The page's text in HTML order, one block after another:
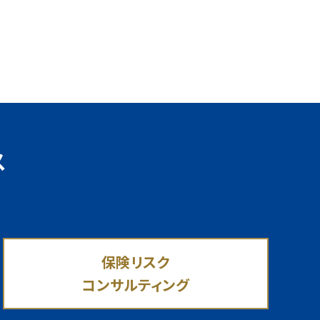
保険リスク
コンサルティング